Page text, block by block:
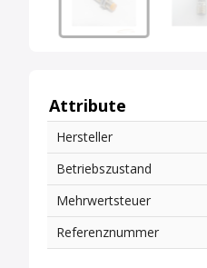
Attribute
Hersteller
Betriebszustand
Mehrwertsteuer
Referenznummer